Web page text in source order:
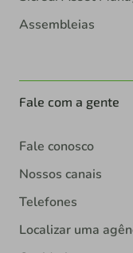
Assembleias
Fale com a gente
Fale conosco
Nossos canais
Telefones
Localizar uma